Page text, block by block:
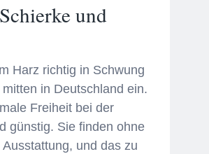
und
Harz richtig in Schwung
in Deutschland ein.
Freiheit bei der
günstig. Sie finden ohne
und das zu